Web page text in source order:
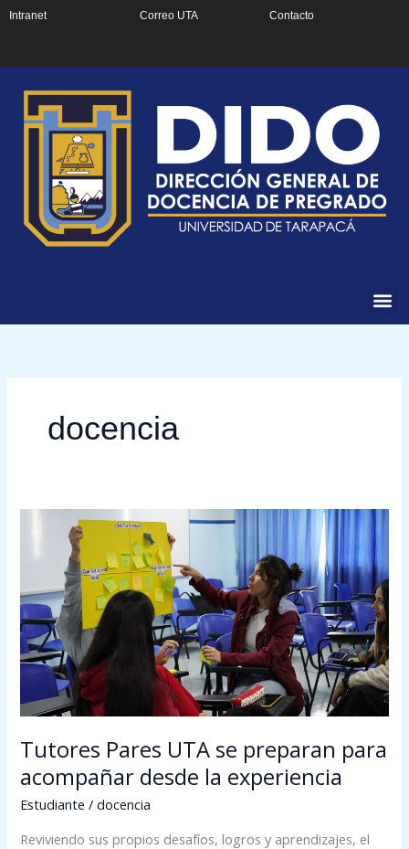
Intranet Correo UTA Contacto
docencia
Tutores Pares UTA se preparan para
acompañar desde la experiencia
Estudiante /docencia
Reviviendo sus propios desafíos, logros y aprendizajes, el
UTA
preparan
para
acompañar
desde
experiencia